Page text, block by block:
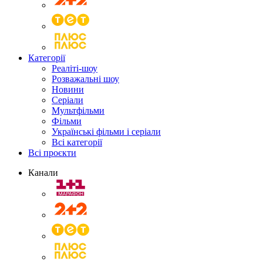
Категорії
Реаліті-шоу
Розважальні шоу
Новини
Серіали
Мультфільми
Фільми
Українські фільми і серіали
Всі категорії
Всі проєкти
Канали